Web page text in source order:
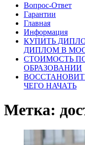
Вопрос-Ответ
Гарантии
Главная
Информация
КУПИТЬ
ДИПЛОМ В
СТОИМОСТЬ
ОБРАЗОВАНИИ
ЧЕГО НАЧАТЬ
Метка: